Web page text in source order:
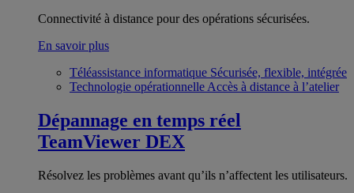
Connectivité à distance pour des opérations sécurisées.
En savoir plus
Téléassistance informatique Sécurisée, flexible, intégrée
Technologie opérationnelle Accès à distance à l’atelier
Dépannage en temps réel
TeamViewer DEX
Résolvez les problèmes avant qu’ils n’affectent les utilisateurs.